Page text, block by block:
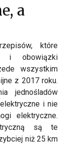
a
które
i obowiązki
wszystkim
z 2017 roku.
jednośladów
i nie
elektryczne.
są te
niż 25 km